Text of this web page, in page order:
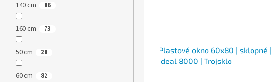
140 cm 86
160 cm 73
50 cm 20
60 cm 82
Plastové okno 60x80 | sklopné |
Ideal 8000 | Trojsklo